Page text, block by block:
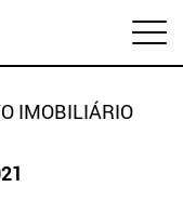
IMOBILIÁRIO